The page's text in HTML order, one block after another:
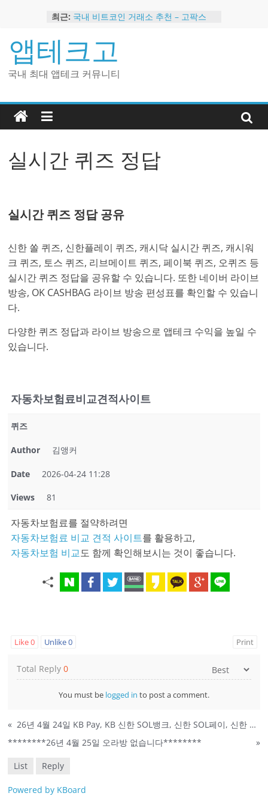
content
최근: 국내 비트코인 거래소 추천 – 고팍스
트
2024 강력히 추천하는 은행 멤버십 현
금 앱테크
해외 코인 거래소 추천 순위 BEST 2
앱테크고
국내 최대 앱테크 커뮤니티
실시간 퀴즈 정답
실시간 퀴즈 정답 공유
신한 쏠 퀴즈, 신한플레이 퀴즈, 캐시닥 실시간 퀴즈, 캐시워
크 퀴즈, 토스 퀴즈, 리브메이트 퀴즈, 페이북 퀴즈, 오퀴즈 등
실시간 퀴즈 정답을 공유할 수 있습니다. 또한 네이버 라이브
방송, OK CASHBAG 라이브 방송 편성표를 확인할 수 있습니
다.
다양한 퀴즈 정답과 라이브 방송으로 앱테크 수익을 높일 수
있습니다.
자동차보험료비교견적사이트
퀴즈
Author 김앵커
Date 2026-04-24 11:28
Views 81
자동차보험료를 절약하려면
자동차보험료 비교 견적 사이트를 활용하고,
자동차보험 비교도 함께 확인해보시는 것이 좋습니다.
Like0 Unlike0 Print
Total Reply0
You must be logged in to post a comment.
«
26년 4월 24일 KB Pay, KB 신한 SOL뱅크, 신한 SOL페이, 신한 슈퍼SOL 퀴즈 정답
********26년 4월 25일 오라방 없습니다********
»
List Reply
Powered by KBoard